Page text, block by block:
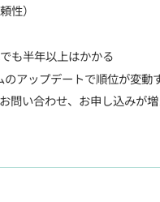
性）
も半年以上はかかる
アップデートで順位が変動
問い合わせ、お申し込みが